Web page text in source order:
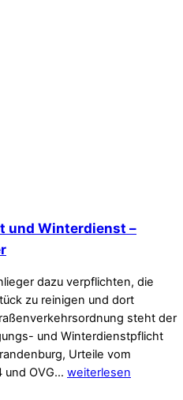
und Winterdienst –
dazu verpflichten, die
zu reinigen und dort
steht der
und Winterdienstpflicht
Urteile vom
und OVG… weiterlesen